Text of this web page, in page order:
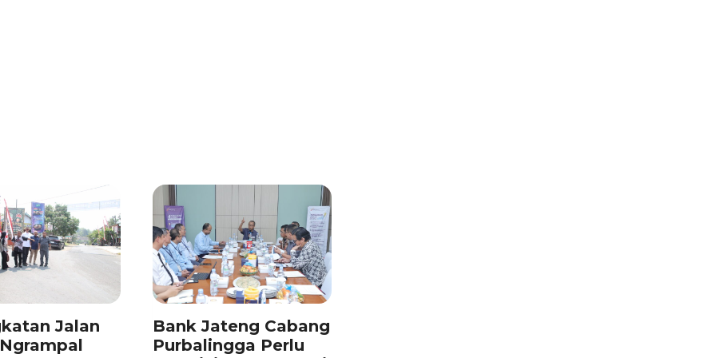
Jalan
Bank Jateng Cabang
Purbalingga Perlu